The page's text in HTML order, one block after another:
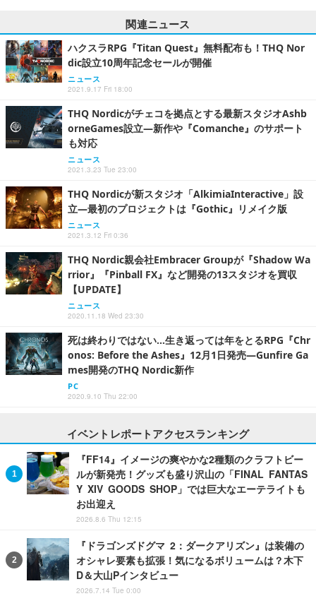
関連ニュース
ハクスラRPG『Titan Quest』無料配布も！THQ Nor
dic設立10周年記念セールが開催
ニュース
2021.9.17 Fri 18:00
THQ Nordicがチェコを拠点とする最新スタジオAshb
orneGames設立―新作や『Comanche』のサポート
も対応
ニュース
2021.3.23 Tue 23:00
THQ Nordicが新スタジオ「AlkimiaInteractive」設
立―最初のプロジェクトは『Gothic』リメイク版
ニュース
2021.3.12 Fri 0:36
THQ Nordic親会社Embracer Groupが『Shadow Wa
rrior』『Pinball FX』など開発の13スタジオを買収
【UPDATE】
ニュース
2020.11.18 Wed 23:30
死は終わりではない…生き返っては年をとるRPG『Chr
onos: Before the Ashes』12月1日発売―Gunfire Ga
mes開発のTHQ Nordic新作
PC
2020.9.10 Thu 22:00
イベントレポートアクセスランキング
『FF14』イメージの爽やかな2種類のクラフトビー
ルが新発売！グッズも盛り沢山の「FINAL FANTAS
Y XIV GOODS SHOP」では巨大なエーテライトも
お出迎え
2026.8.6 Thu 12:15
『ドラゴンズドグマ 2：ダークアリズン』は装備の
オシャレ要素も拡張！気になるボリュームは？木下
D＆大山Pインタビュー
2026.7.14 Tue 0:00